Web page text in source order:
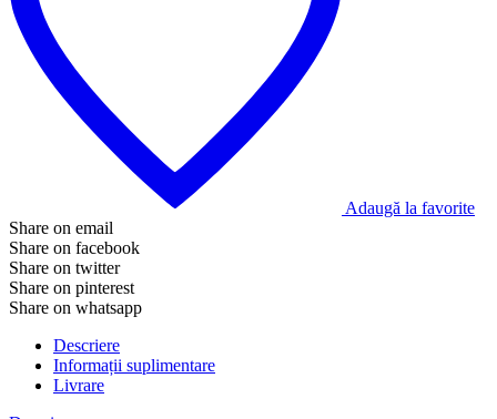
Adaugă la favorite
Share on email
Share on facebook
Share on twitter
Share on pinterest
Share on whatsapp
Descriere
Informații suplimentare
Livrare